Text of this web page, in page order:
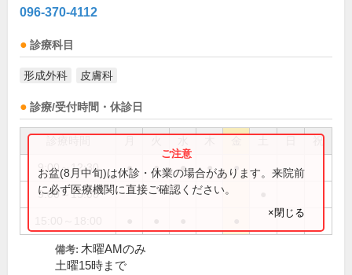
096-370-4112
診療科目
形成外科 皮膚科
診療/受付時間・休診日
祝
9:00～12:30 ● ● ● ● ●
9:00～15:00
お盆(8月中旬)は休診・休業の場合があります。来院前
に必ず医療機関に直接ご確認ください。
×閉じる
備考: 木曜AMのみ
土曜15時まで